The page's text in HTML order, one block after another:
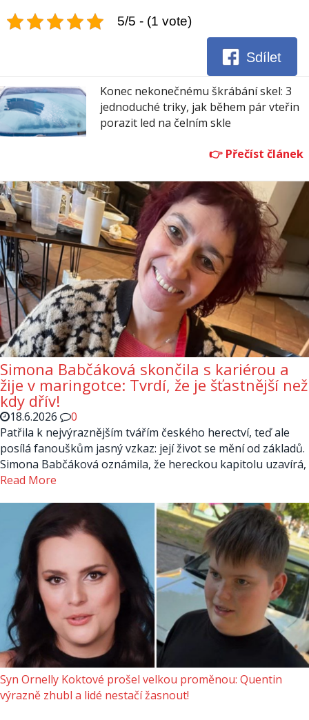
5/5 - (1 vote)
Sdílet
Konec nekonečnému škrábání skel: 3
jednoduché triky, jak během pár vteřin
porazit led na čelním skle
Simona Babčáková skončila s kariérou a
žije v maringotce: Tvrdí, že je šťastnější než
kdy dřív!
18.6.2026
0
Patřila k nejvýraznějším tvářím českého herectví, teď ale
posílá fanouškům jasný vzkaz: její život se mění od základů.
Simona Babčáková oznámila, že hereckou kapitolu uzavírá,
Read More
Syn Ornelly Koktové prošel velkou proměnou: Quentin
výrazně zhubl a lidé nestačí žasnout!